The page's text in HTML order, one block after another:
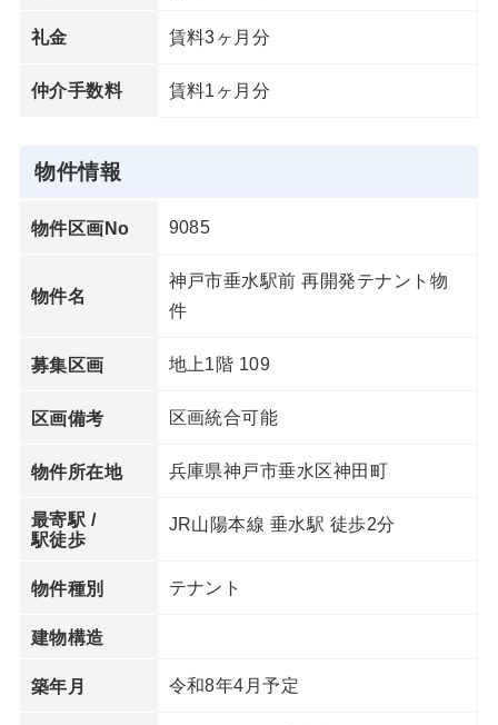
礼金 賃料3ヶ月分
仲介手数料 賃料1ヶ月分
物件情報
物件区画No 9085
物件名
神戸市垂水駅前 再開発テナント物
件
募集区画 地上1階 109
区画備考 区画統合可能
物件所在地 兵庫県神戸市垂水区神田町
最寄駅 /
駅徒歩
JR山陽本線 垂水駅 徒歩2分
物件種別 テナント
建物構造
築年月 令和8年4月予定